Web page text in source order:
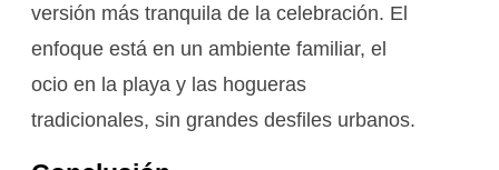
versión más tranquila de la celebración. El
enfoque está en un ambiente familiar, el
ocio en la playa y las hogueras
tradicionales, sin grandes desfiles urbanos.